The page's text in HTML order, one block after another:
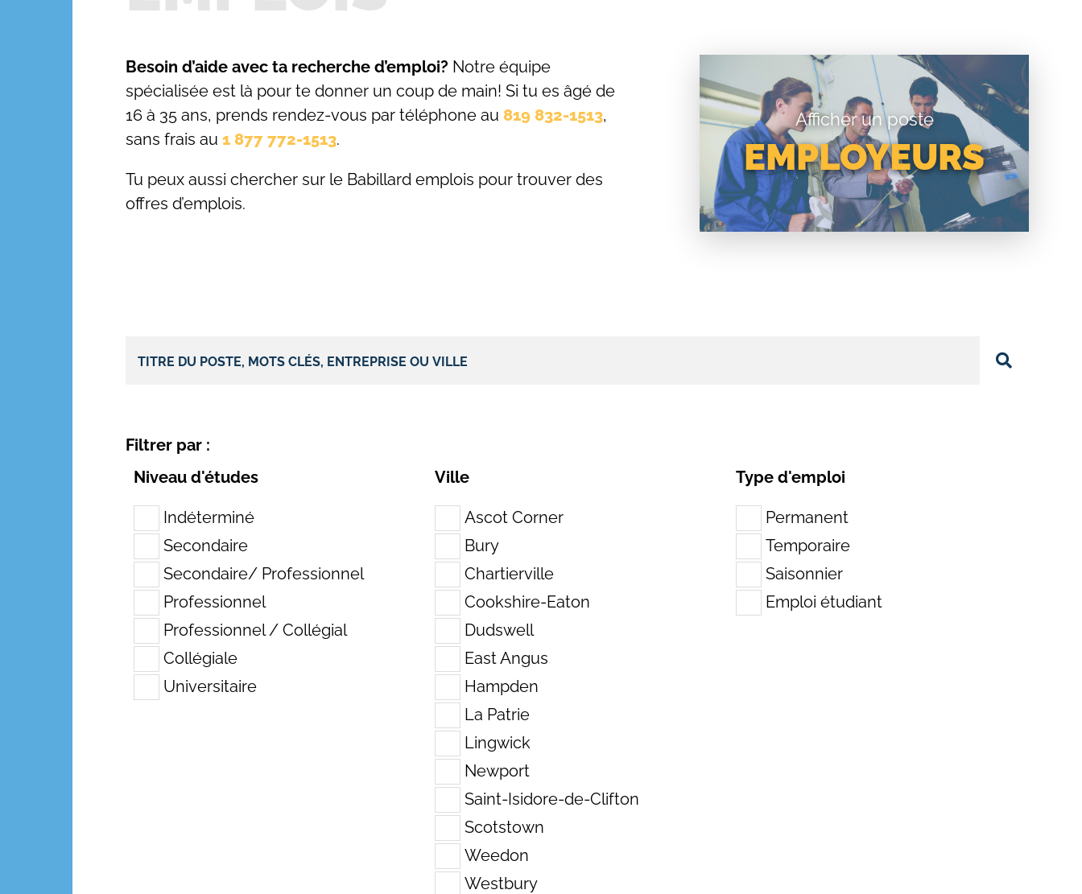
Besoin d’aide avec ta recherche d’emploi? Notre équipe
spécialisée est là pour te donner un coup de main! Si tu es âgé de
16 à 35 ans, prends rendez-vous par téléphone au819 832-1513,
sans frais au1 877 772-1513.
Tu peux aussi chercher sur le Babillard emplois pour trouver des
offres d’emplois.
Afficher un poste
EMPLOYEURS
Filtrer par :
Niveau d'études
Indéterminé
Secondaire
Secondaire/ Professionnel
Professionnel
Professionnel / Collégial
Collégiale
Universitaire
Ville
Ascot Corner
Bury
Chartierville
Cookshire-Eaton
Dudswell
East Angus
Hampden
La Patrie
Lingwick
Newport
Saint-Isidore-de-Clifton
Scotstown
Weedon
Westbury
Type d'emploi
Permanent
Temporaire
Saisonnier
Emploi étudiant